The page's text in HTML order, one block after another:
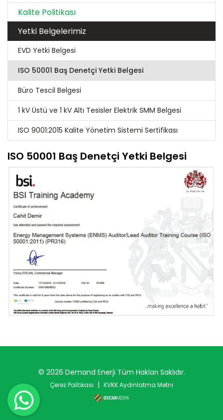
Kalite Politikası
Yetki Belgelerimiz
EVD Yetki Belgesi
ISO 50001 Baş Denetçi Yetki Belgesi
Büro Tescil Belgesi
1 kV Üstü ve 1 kV Altı Tesisler Elektrik SMM Belgesi
ISO 9001:2015 Kalite Yönetim Sistemi Sertifikası
ISO 50001 Baş Denetçi Yetki Belgesi
© 2026 Demand Enerji Tüm Hakları Saklıdır.
Çerez Politikası | KVKK Aydınlatma Metni